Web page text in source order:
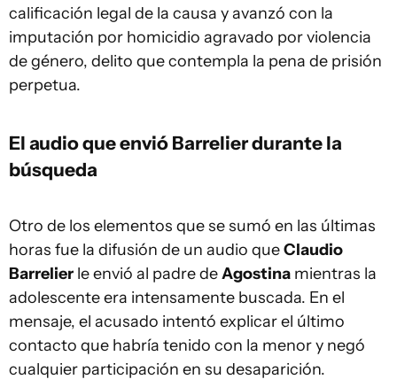
calificación legal de la causa y avanzó con la
imputación por homicidio agravado por violencia
de género, delito que contempla la pena de prisión
perpetua.
El audio que envió Barrelier durante la
búsqueda
Otro de los elementos que se sumó en las últimas
horas fue la difusión de un audio queClaudio
Barrelier le envió al padre deAgostina mientras la
adolescente era intensamente buscada. En el
mensaje, el acusado intentó explicar el último
contacto que habría tenido con la menor y negó
cualquier participación en su desaparición.